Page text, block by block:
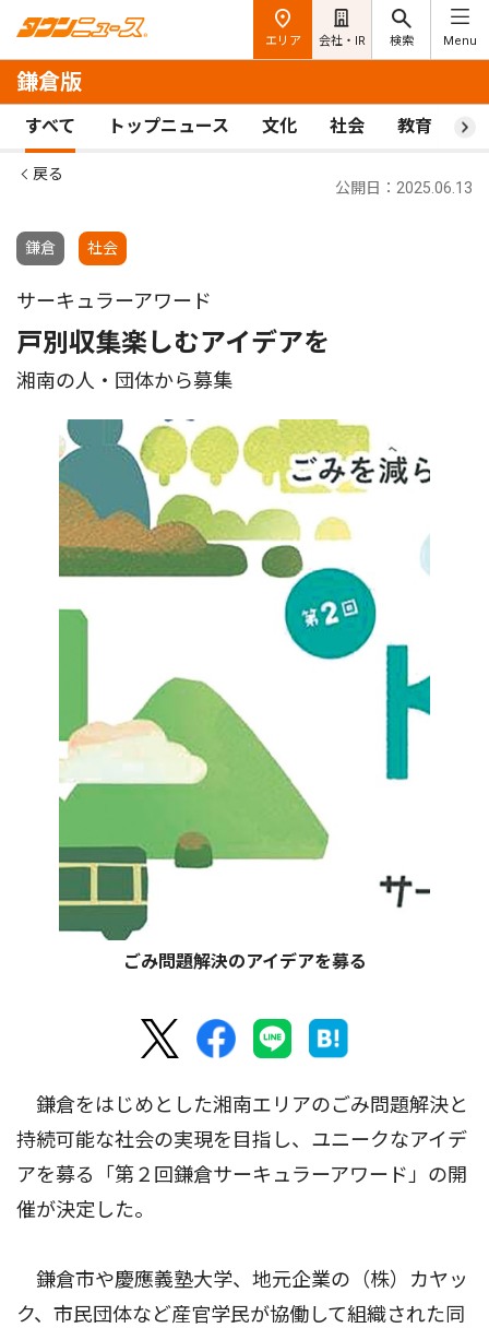
エリア 会社・IR 検索 Menu
鎌倉版
すべて トップニュース 文化 社会 教育 ス
戻る
鎌倉 社会
公開日：2025.06.13
サーキュラーアワード
戸別収集楽しむアイデアを
湘南の人・団体から募集
ごみ問題解決のアイデアを募る
鎌倉をはじめとした湘南エリアのごみ問題解決と
持続可能な社会の実現を目指し、ユニークなアイデ
アを募る「第２回鎌倉サーキュラーアワード」の開
催が決定した。
鎌倉市や慶應義塾大学、地元企業の（株）カヤッ
ク、市民団体など産官学民が協働して組織された同